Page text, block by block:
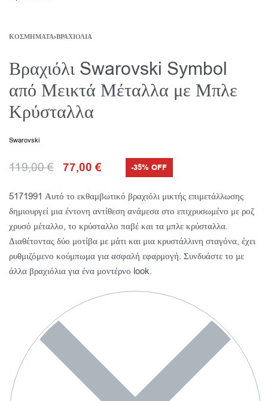
ΚΟΣΜΉΜΑΤΑ›ΒΡΑΧΙΌΛΙΑ
Βραχιόλι Swarovski Symbol
από Μεικτά Μέταλλα με Μπλε
Κρύσταλλα
Swarovski
119,00€ 77,00€ -35% OFF
5171991 Αυτό το εκθαμβωτικό βραχιόλι μικτής επιμετάλλωσης
δημιουργεί μια έντονη αντίθεση ανάμεσα στο επιχρυσωμένο με ροζ
χρυσό μέταλλο, το κρύσταλλο παβέ και τα μπλε κρύσταλλα.
Διαθέτοντας δύο μοτίβα με μάτι και μια κρυστάλλινη σταγόνα, έχει
ρυθμιζόμενο κούμπωμα για ασφαλή εφαρμογή. Συνδυάστε το με
άλλα βραχιόλια για ένα μοντέρνο look.